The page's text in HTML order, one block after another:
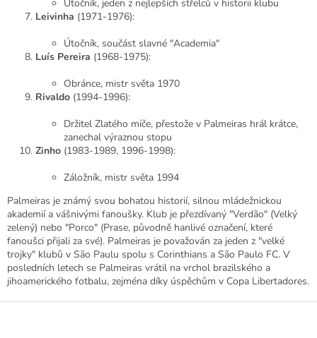
Útočník, jeden z nejlepších střelců v historii klubu
Leivinha (1971-1976):
Útočník, součást slavné "Academia"
Luís Pereira (1968-1975):
Obránce, mistr světa 1970
Rivaldo (1994-1996):
Držitel Zlatého míče, přestože v Palmeiras hrál krátce,
zanechal výraznou stopu
Zinho (1983-1989, 1996-1998):
Záložník, mistr světa 1994
Palmeiras je známý svou bohatou historií, silnou mládežnickou
akademií a vášnivými fanoušky. Klub je přezdívaný "Verdão" (Velký
zelený) nebo "Porco" (Prase, původně hanlivé označení, které
fanoušci přijali za své). Palmeiras je považován za jeden z "velké
trojky" klubů v São Paulu spolu s Corinthians a São Paulo FC. V
posledních letech se Palmeiras vrátil na vrchol brazilského a
jihoamerického fotbalu, zejména díky úspěchům v Copa Libertadores.
Z